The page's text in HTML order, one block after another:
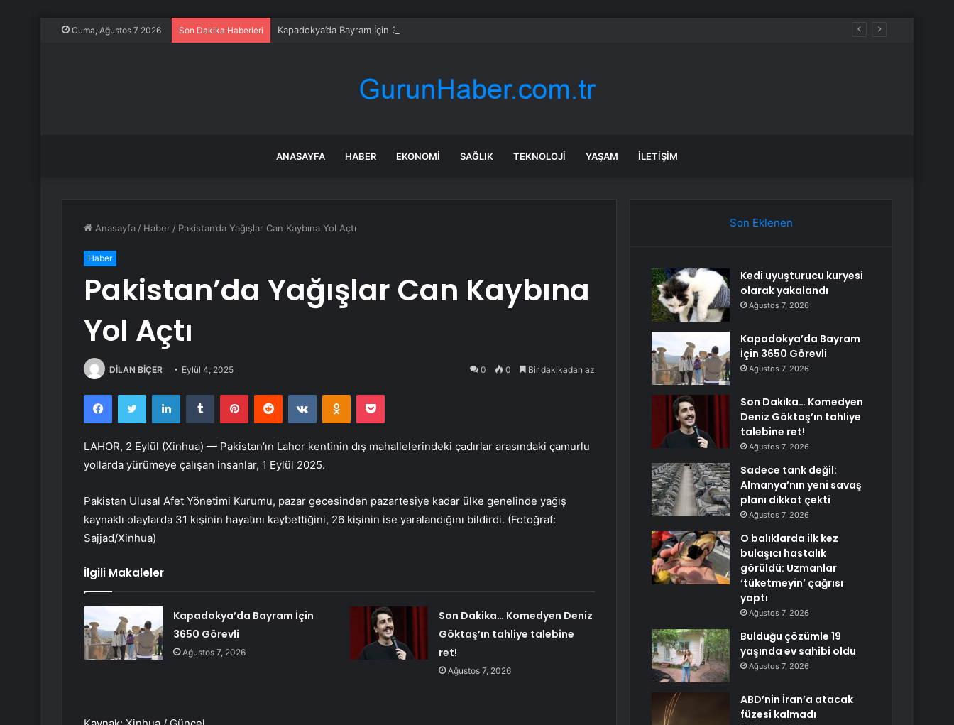
Cuma, Ağustos 7 2026 Son Dakika Haberleri Kapadokya’da Bayram İçin 3650 Görevli
ANASAYFA HABER EKONOMI SAĞLIK TEKNOLOJI YAŞAM İLETIŞIM
Anasayfa / Haber / Pakistan’da Yağışlar Can Kaybına Yol Açtı
Haber
Pakistan’da Yağışlar Can Kaybına
Yol Açtı
DİLAN BİÇER Eylül 4, 2025 0 0 Bir dakikadan az
FacebookTwitter LinkedInTumblr PinterestReddit VKontakteOdnoklassniki
Pocket
LAHOR, 2 Eylül (Xinhua) — Pakistan’ın Lahor kentinin dış mahallelerindeki çadırlar arasındaki çamurlu
yollarda yürümeye çalışan insanlar, 1 Eylül 2025.
Pakistan Ulusal Afet Yönetimi Kurumu, pazar gecesinden pazartesiye kadar ülke genelinde yağış
kaynaklı olaylarda 31 kişinin hayatını kaybettiğini, 26 kişinin ise yaralandığını bildirdi. (Fotoğraf:
Sajjad/Xinhua)
İlgili Makaleler
Kapadokya’da Bayram İçin
3650 Görevli
Ağustos 7, 2026
Son Dakika… Komedyen Deniz
Göktaş’ın tahliye talebine
ret!
Ağustos 7, 2026
Son Eklenen
Kedi uyuşturucu kuryesi
olarak yakalandı
Ağustos 7, 2026
Kapadokya’da Bayram
İçin 3650 Görevli
Ağustos 7, 2026
Son Dakika… Komedyen
Deniz Göktaş’ın tahliye
talebine ret!
Ağustos 7, 2026
Sadece tank değil:
Almanya’nın yeni savaş
planı dikkat çekti
Ağustos 7, 2026
O balıklarda ilk kez
bulaşıcı hastalık
görüldü: Uzmanlar
‘tüketmeyin’ çağrısı
yaptı
Ağustos 7, 2026
Bulduğu çözümle 19
yaşında ev sahibi oldu
Ağustos 7, 2026
ABD’nin İran’a atacak
füzesi kalmadı